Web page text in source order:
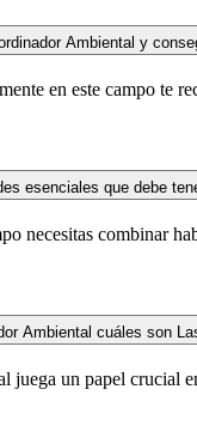
Ambiental y
en este campo te
esenciales que debe
necesitas combinar
Ambiental cuáles son
juega un papel crucial